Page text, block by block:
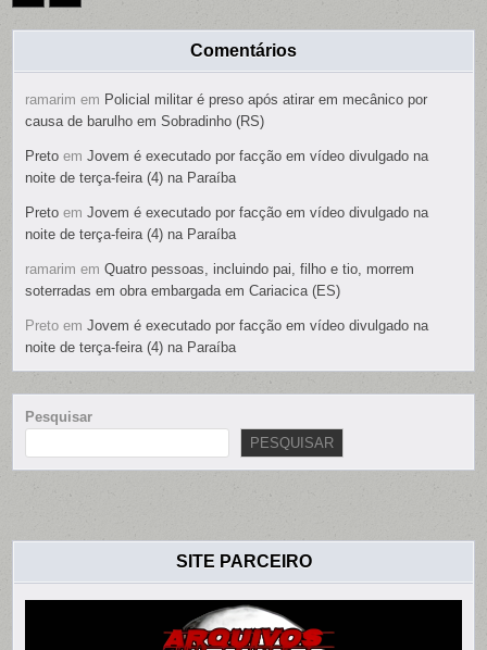
Comentários
ramarim em Policial militar é preso após atirar em mecânico por
causa de barulho em Sobradinho (RS)
Preto emJovem é executado por facção em vídeo divulgado na
noite de terça-feira (4) na Paraíba
Preto emJovem é executado por facção em vídeo divulgado na
noite de terça-feira (4) na Paraíba
ramarim emQuatro pessoas, incluindo pai, filho e tio, morrem
soterradas em obra embargada em Cariacica (ES)
Preto emJovem é executado por facção em vídeo divulgado na
noite de terça-feira (4) na Paraíba
Pesquisar
PESQUISAR
SITE PARCEIRO